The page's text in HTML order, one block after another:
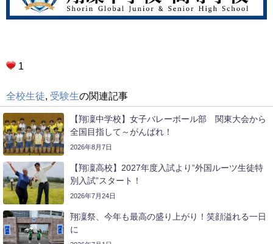
1
全校生徒 受験生の関連記事
【翔凜中学校】女子バレーボール部 関東大会から
全国目指して～がんばれ！
2026年8月7日
【翔凜高校】2027年度入試より”外国ルーツ生徒特
別入試”スタート！
2026年7月24日
翔凜祭、今年も最高の盛り上がり！笑顔溢れる一日
に